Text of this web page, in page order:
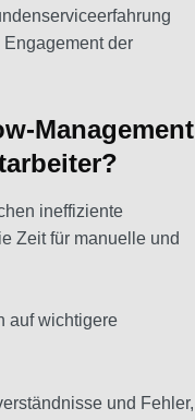
der
Management
ineffiziente
Zeit für manuelle und
auf wichtigere
und Fehler,